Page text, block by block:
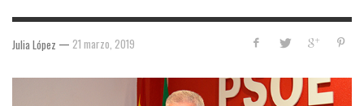
Julia López — 21 marzo, 2019